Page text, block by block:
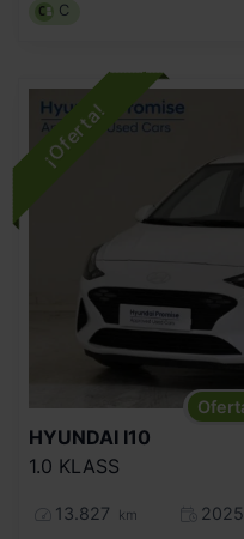
C
HYUNDAI I10
1.0 KLASS
13.827 km
2025